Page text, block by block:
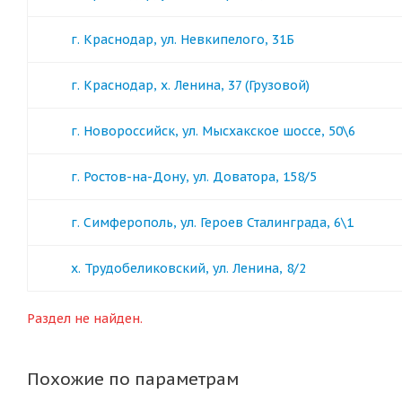
г. Краснодар, ул. Невкипелого, 31Б
г. Краснодар, х. Ленина, 37 (Грузовой)
г. Новороссийск, ул. Мысхакское шоссе, 50\6
г. Ростов-на-Дону, ул. Доватора, 158/5
г. Симферополь, ул. Героев Сталинграда, 6\1
х. Трудобеликовский, ул. Ленина, 8/2
Раздел не найден.
Похожие по параметрам